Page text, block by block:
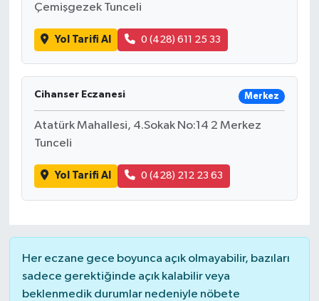
Çemişgezek Tunceli
Yol Tarifi Al 0 (428) 611 25 33
Cihanser Eczanesi Merkez
Atatürk Mahallesi, 4.Sokak No:14 2 Merkez
Tunceli
Yol Tarifi Al 0 (428) 212 23 63
Her eczane gece boyunca açık olmayabilir, bazıları
sadece gerektiğinde açık kalabilir veya
beklenmedik durumlar nedeniyle nöbete